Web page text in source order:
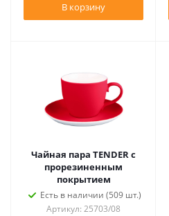
В корзину
Чайная пара TENDER с
прорезиненным
покрытием
Есть в наличии (509 шт.)
Артикул: 25703/08